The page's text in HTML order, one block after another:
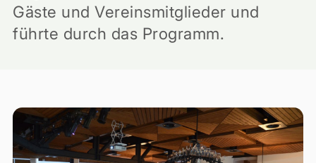
Gäste und Vereinsmitglieder und
führte durch das Programm.